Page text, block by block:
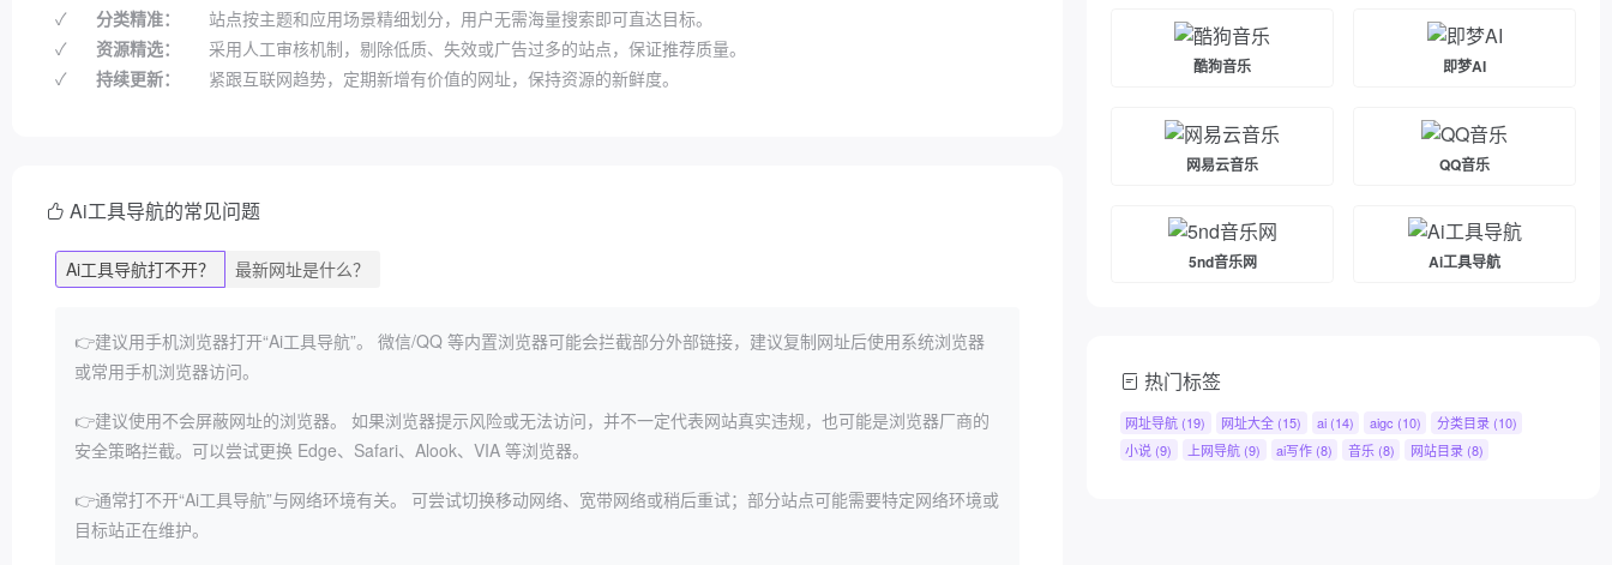
✓ 分类精准：
站点按主题和应用场景精细划分，用户无需海量搜索即可直达目标。
✓
资源精选：
采用人工审核机制，剔除低质、失效或广告过多的站点，保证推荐质量。
✓
持续更新： 紧跟互联网趋势，定期新增有价值的网址，保持资源的新鲜度。
Ai工具导航的常见问题
Ai工具导航打不开？ 最新网址是什么？
👉建议用手机浏览器打开“Ai工具导航”。
微信/QQ 等内置浏览器可能会拦截部分外部链接，建议复制网址后使用系统浏览器
或常用手机浏览器访问。
👉建议使用不会屏蔽网址的浏览器。
如果浏览器提示风险或无法访问，并不一定代表网站真实违规，也可能是浏览器厂商的
安全策略拦截。可以尝试更换 Edge、Safari、Alook、VIA 等浏览器。
👉通常打不开“Ai工具导航”与网络环境有关。
可尝试切换移动网络、宽带网络或稍后重试；部分站点可能需要特定网络环境或
目标站正在维护。
酷狗音乐 即梦AI
网易云音乐 QQ音乐
5nd音乐网 Ai工具导航
热门标签
网址导航 (19) 网址大全 (15) ai (14) aigc (10) 分类目录 (10)
小说 (9) 上网导航 (9) ai写作 (8) 音乐 (8) 网站目录 (8)